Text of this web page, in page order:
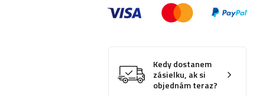
Kedy dostanem
zásielku, ak si
objednám teraz?